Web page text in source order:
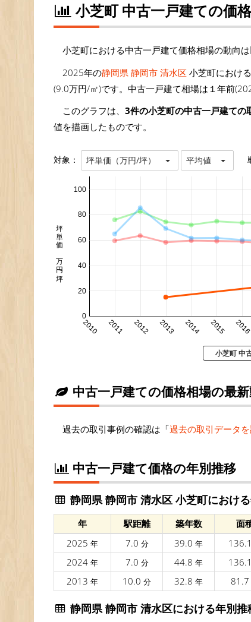
小芝町 中古一戸建ての価
小芝町における中古一戸建て価格相場の動向は
2025年の静岡県 静岡市 清水区 小芝町におけ
(9.0万円/㎡)です。中古一戸建て相場は１年前
このグラフは、 3件の小芝町の中古一戸建ての
値を描画したものです。
対象： 坪単価（万円/坪） 平均値
2010 2011 2012 2013 2014 2015 2016
0
20
40
60
80
100
坪単価 万円/坪
小芝町 中
中古一戸建ての価格相場の最
過去の取引事例の確認は「過去の取引データ
中古一戸建て価格の年別推移
静岡県 静岡市 清水区 小芝町におけ
年 駅距離 築年数 面
2025 年 7.0 分 39.0 年 136.1
2024 年 7.0 分 44.8 年 136.1
2013 年 10.0 分 32.8 年 81.7
静岡県 静岡市 清水区における年別